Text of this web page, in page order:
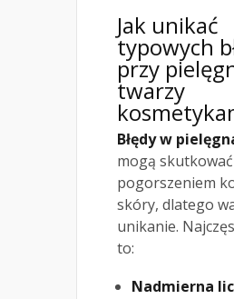
Jak unikać
typowych
przy
twarzy
Błędy w
mogą skutkować
pogorszeniem
skóry, dlatego
unikanie.
to:
Nadmierna